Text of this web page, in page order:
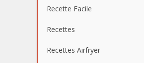
Recette Facile
Recettes
Recettes Airfryer